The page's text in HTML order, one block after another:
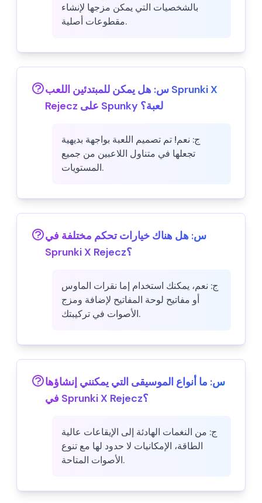
بالشخصيات التي يمكن مزجها لإنشاء
مقطوعات أصلية.
س: هل يمكن للمبتدئين اللعب Sprunki X
Rejecz على Spunky لعبة؟
ج: نعم! تم تصميم اللعبة بواجهة بديهية
تجعلها في متناول اللاعبين من جميع
المستويات.
س: هل هناك خيارات تحكم مختلفة في
Sprunki X Rejecz؟
ج: نعم، يمكنك استخدام إما نقرات الماوس
أو مفاتيح لوحة المفاتيح لإضافة ومزج
الأصوات في تركيبتك.
س: ما أنواع الموسيقى التي يمكنني إنشاؤها
في Sprunki X Rejecz؟
ج: من النغمات الهادئة إلى الإيقاعات عالية
الطاقة، الإمكانيات لا حدود لها مع تنوع
الأصوات المتاحة.